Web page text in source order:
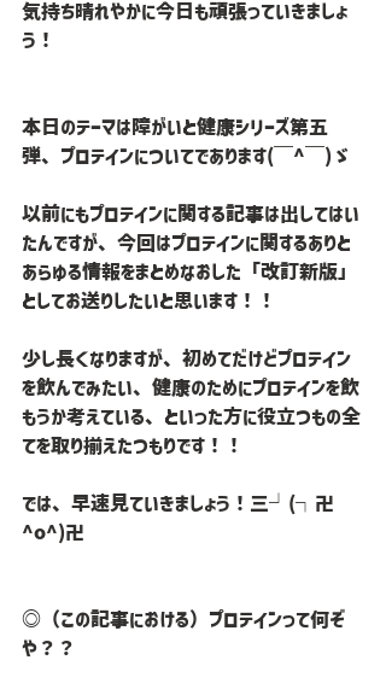
気持ち晴れやかに今日も頑張っていきましょ
う！
本日のテーマは障がいと健康シリーズ第五
弾、プロテインについてであります(￣^￣)ゞ
以前にもプロテインに関する記事は出してはい
たんですが、今回はプロテインに関するありと
あらゆる情報をまとめなおした「改訂新版」
としてお送りしたいと思います！！
少し長くなりますが、初めてだけどプロテイン
を飲んでみたい、健康のためにプロテインを飲
もうか考えている、といった方に役立つもの全
てを取り揃えたつもりです！！
では、早速見ていきましょう！三└(┐卍
^o^)卍
◎（この記事における）プロテインって何ぞ
や？？